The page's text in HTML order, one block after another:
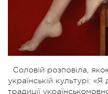
Соловій розповіла,
українській культурі:
традиції